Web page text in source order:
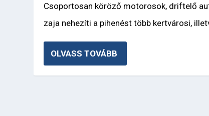
Csoportosan köröző motorosok, driftelő
zaja nehezíti a pihenést több kertvárosi,
OLVASS TOVÁBB